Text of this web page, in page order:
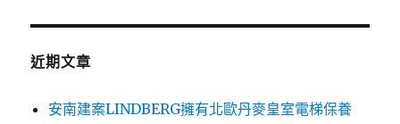
鍵
近期文章
安南建案LINDBERG擁有北歐丹麥皇室電梯保養